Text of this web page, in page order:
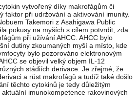
vytvořený díky makrofágům či
faktor při udržování a aktivování imunity.
Takemori z Asahigawa Public
pokusy na myších s cílem potvrdit, zda
při užívání AHCC. AHCC bylo
dutiny zkoumaných myší a místo, kde
bylo pozorováno elektronovým
se objevil velký objem IL-12
stádiích derivace. Je zřejmé, že
a růst makrofágů a tudíž také došlo
těchto cytokinů je tedy důležitým
imunokompetence rakovinových